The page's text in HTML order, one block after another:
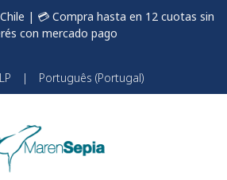
| 💳 Compra hasta en 12 cuotas sin
con mercado pago
| Português (Portugal)